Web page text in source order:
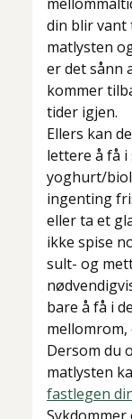
din blir vant
matlysten
er det sånn
kommer
tider igjen.
Ellers kan
lettere å få i
yoghurt/
ingenting
eller ta et
ikke spise
sult- og
bare å få i
mellomrom,
Dersom du
matlysten
fastlegen